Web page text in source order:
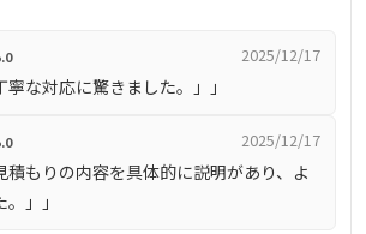
で減らし、工事箇所ごとの費用を明確
、安心してご依頼いただけます。また、
年に一回の無料訪問検診や最長40年の
京都の一部を対応エリアとしており、地
スを展開しています。
2025/12/17
寧な対応に驚きました。」」
2025/12/17
積もりの内容を具体的に説明があり、よ
」」